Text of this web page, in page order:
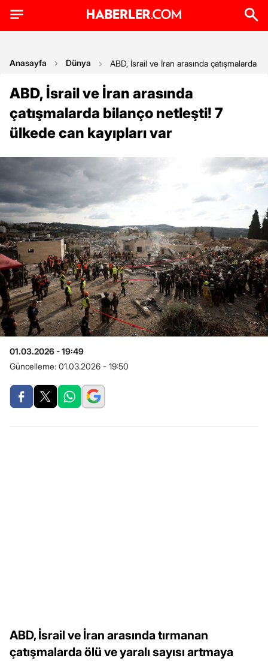
Anasayfa Dünya ABD, İsrail ve İran arasında çatışmalarda
ABD, İsrail ve İran arasında
çatışmalarda bilanço netleşti! 7
ülkede can kayıpları var
01.03.2026 - 19:49
Güncelleme: 01.03.2026 - 19:50
ABD, İsrail ve İran arasında tırmanan
çatışmalarda ölü ve yaralı sayısı artmaya